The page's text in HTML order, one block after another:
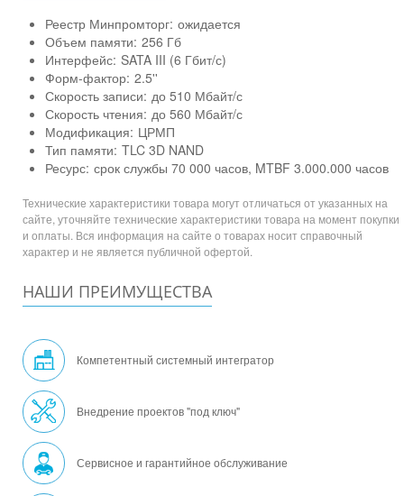
Реестр Минпромторг: ожидается
Объем памяти: 256 Гб
Интерфейс: SATA III (6 Гбит/с)
Форм-фактор: 2.5''
Скорость записи: до 510 Мбайт/с
Скорость чтения: до 560 Мбайт/с
Модификация: ЦРМП
Тип памяти: TLC 3D NAND
Ресурс: срок службы 70 000 часов, MTBF 3.000.000 часов
Технические характеристики товара могут отличаться от указанных на
сайте, уточняйте технические характеристики товара на момент покупки
и оплаты. Вся информация на сайте о товарах носит справочный
характер и не является публичной офертой.
НАШИ ПРЕИМУЩЕСТВА
Компетентный системный интегратор
Внедрение проектов "под ключ"
Сервисное и гарантийное обслуживание